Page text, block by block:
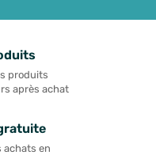
produits
après achat
achats en